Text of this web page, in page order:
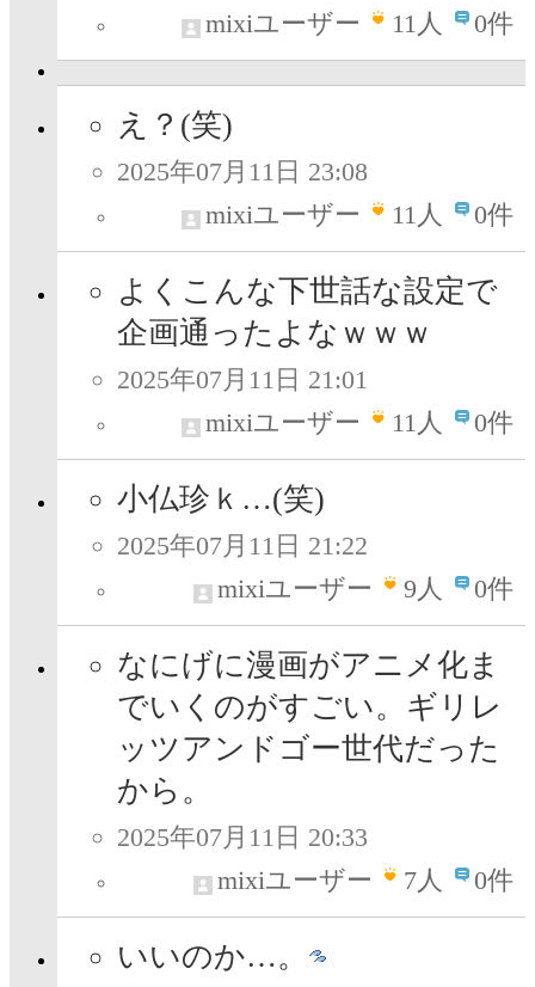
mixiユーザー
11人 0件
え？(笑)
2025年07月11日 23:08
mixiユーザー
11人 0件
よくこんな下世話な設定で
企画通ったよなｗｗｗ
2025年07月11日 21:01
mixiユーザー
11人 0件
小仏珍ｋ…(笑)
2025年07月11日 21:22
mixiユーザー
9人 0件
なにげに漫画がアニメ化ま
でいくのがすごい。ギリレ
ッツアンドゴー世代だった
から。
2025年07月11日 20:33
mixiユーザー
7人 0件
いいのか…。